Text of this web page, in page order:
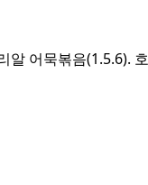
어묵볶음(1.5.6).